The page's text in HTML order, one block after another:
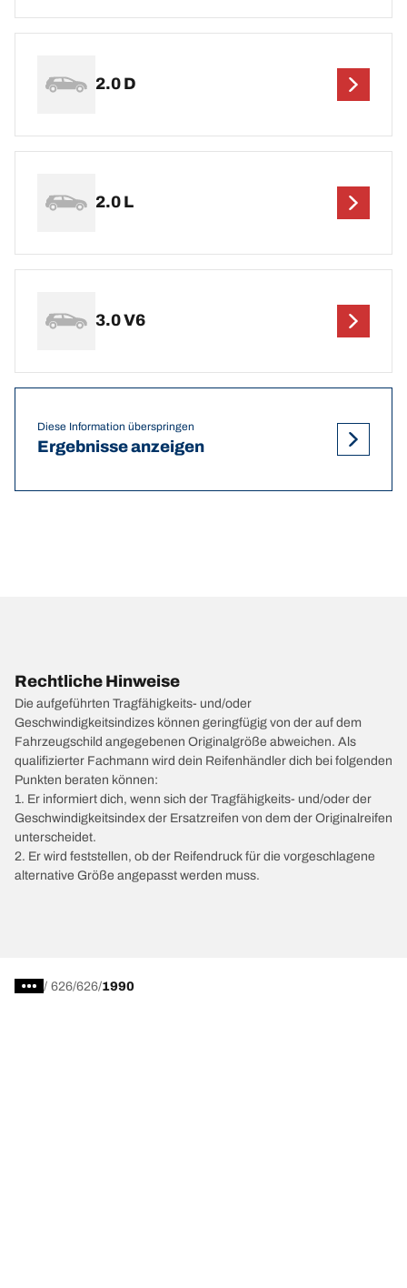
2.0 D
2.0 L
3.0 V6
Diese Information überspringen
Ergebnisse anzeigen
Rechtliche Hinweise
Die aufgeführten Tragfähigkeits- und/oder
Geschwindigkeitsindizes können geringfügig von der auf dem
Fahrzeugschild angegebenen Originalgröße abweichen. Als
qualifizierter Fachmann wird dein Reifenhändler dich bei folgenden
Punkten beraten können:
1. Er informiert dich, wenn sich der Tragfähigkeits- und/oder der
Geschwindigkeitsindex der Ersatzreifen von dem der Originalreifen
unterscheidet.
2. Er wird feststellen, ob der Reifendruck für die vorgeschlagene
alternative Größe angepasst werden muss.
/ 626 626 1990